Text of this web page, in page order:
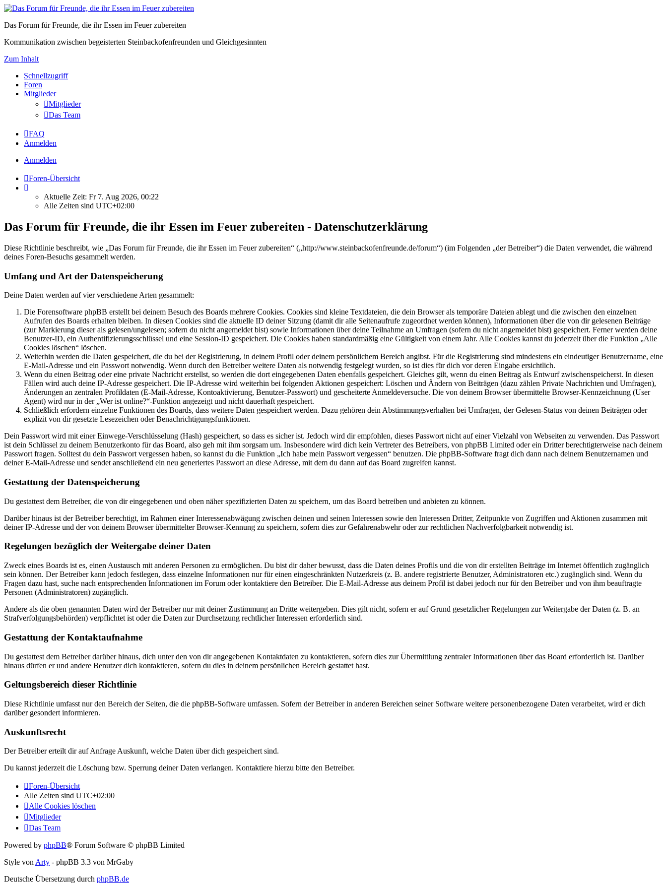
Das Forum für Freunde, die ihr Essen im Feuer zubereiten
Kommunikation zwischen begeisterten Steinbackofenfreunden und Gleichgesinnten
Zum Inhalt
Schnellzugriff
Foren
Mitglieder
Mitglieder
Das Team
FAQ
Anmelden
Anmelden
Foren-Übersicht
Aktuelle Zeit: Fr 7. Aug 2026, 00:22
Alle Zeiten sind UTC+02:00
Das Forum für Freunde, die ihr Essen im Feuer zubereiten - Datenschutzerklärung
Diese Richtlinie beschreibt, wie „Das Forum für Freunde, die ihr Essen im Feuer zubereiten“ („http://www.steinbackofenfreunde.de/forum“) (im Folgenden „der Betreiber“) die Daten verwendet, die während
deines Foren-Besuchs gesammelt werden.
Umfang und Art der Datenspeicherung
Deine Daten werden auf vier verschiedene Arten gesammelt:
Die Forensoftware phpBB erstellt bei deinem Besuch des Boards mehrere Cookies. Cookies sind kleine Textdateien, die dein Browser als temporäre Dateien ablegt und die zwischen den einzelnen
Aufrufen des Boards erhalten bleiben. In diesen Cookies sind die aktuelle ID deiner Sitzung (damit dir alle Seitenaufrufe zugeordnet werden können), Informationen über die von dir gelesenen Beiträge
(zur Markierung dieser als gelesen/ungelesen; sofern du nicht angemeldet bist) sowie Informationen über deine Teilnahme an Umfragen (sofern du nicht angemeldet bist) gespeichert. Ferner werden deine
Benutzer-ID, ein Authentifizierungsschlüssel und eine Session-ID gespeichert. Die Cookies haben standardmäßig eine Gültigkeit von einem Jahr. Alle Cookies kannst du jederzeit über die Funktion „Alle
Cookies löschen“ löschen.
Weiterhin werden die Daten gespeichert, die du bei der Registrierung, in deinem Profil oder deinem persönlichem Bereich angibst. Für die Registrierung sind mindestens ein eindeutiger Benutzername, eine
E-Mail-Adresse und ein Passwort notwendig. Wenn durch den Betreiber weitere Daten als notwendig festgelegt wurden, so ist dies für dich vor deren Eingabe ersichtlich.
Wenn du einen Beitrag oder eine private Nachricht erstellst, so werden die dort eingegebenen Daten ebenfalls gespeichert. Gleiches gilt, wenn du einen Beitrag als Entwurf zwischenspeicherst. In diesen
Fällen wird auch deine IP-Adresse gespeichert. Die IP-Adresse wird weiterhin bei folgenden Aktionen gespeichert: Löschen und Ändern von Beiträgen (dazu zählen Private Nachrichten und Umfragen),
Änderungen an zentralen Profildaten (E-Mail-Adresse, Kontoaktivierung, Benutzer-Passwort) und gescheiterte Anmeldeversuche. Die von deinem Browser übermittelte Browser-Kennzeichnung (User
Agent) wird nur in der „Wer ist online?“-Funktion angezeigt und nicht dauerhaft gespeichert.
Schließlich erfordern einzelne Funktionen des Boards, dass weitere Daten gespeichert werden. Dazu gehören dein Abstimmungsverhalten bei Umfragen, der Gelesen-Status von deinen Beiträgen oder
explizit von dir gesetzte Lesezeichen oder Benachrichtigungsfunktionen.
Dein Passwort wird mit einer Einwege-Verschlüsselung (Hash) gespeichert, so dass es sicher ist. Jedoch wird dir empfohlen, dieses Passwort nicht auf einer Vielzahl von Webseiten zu verwenden. Das Passwort
ist dein Schlüssel zu deinem Benutzerkonto für das Board, also geh mit ihm sorgsam um. Insbesondere wird dich kein Vertreter des Betreibers, von phpBB Limited oder ein Dritter berechtigterweise nach deinem
Passwort fragen. Solltest du dein Passwort vergessen haben, so kannst du die Funktion „Ich habe mein Passwort vergessen“ benutzen. Die phpBB-Software fragt dich dann nach deinem Benutzernamen und
deiner E-Mail-Adresse und sendet anschließend ein neu generiertes Passwort an diese Adresse, mit dem du dann auf das Board zugreifen kannst.
Gestattung der Datenspeicherung
Du gestattest dem Betreiber, die von dir eingegebenen und oben näher spezifizierten Daten zu speichern, um das Board betreiben und anbieten zu können.
Darüber hinaus ist der Betreiber berechtigt, im Rahmen einer Interessenabwägung zwischen deinen und seinen Interessen sowie den Interessen Dritter, Zeitpunkte von Zugriffen und Aktionen zusammen mit
deiner IP-Adresse und der von deinem Browser übermittelter Browser-Kennung zu speichern, sofern dies zur Gefahrenabwehr oder zur rechtlichen Nachverfolgbarkeit notwendig ist.
Regelungen bezüglich der Weitergabe deiner Daten
Zweck eines Boards ist es, einen Austausch mit anderen Personen zu ermöglichen. Du bist dir daher bewusst, dass die Daten deines Profils und die von dir erstellten Beiträge im Internet öffentlich zugänglich
sein können. Der Betreiber kann jedoch festlegen, dass einzelne Informationen nur für einen eingeschränkten Nutzerkreis (z. B. andere registrierte Benutzer, Administratoren etc.) zugänglich sind. Wenn du
Fragen dazu hast, suche nach entsprechenden Informationen im Forum oder kontaktiere den Betreiber. Die E-Mail-Adresse aus deinem Profil ist dabei jedoch nur für den Betreiber und von ihm beauftragte
Personen (Administratoren) zugänglich.
Andere als die oben genannten Daten wird der Betreiber nur mit deiner Zustimmung an Dritte weitergeben. Dies gilt nicht, sofern er auf Grund gesetzlicher Regelungen zur Weitergabe der Daten (z. B. an
Strafverfolgungsbehörden) verpflichtet ist oder die Daten zur Durchsetzung rechtlicher Interessen erforderlich sind.
Gestattung der Kontaktaufnahme
Du gestattest dem Betreiber darüber hinaus, dich unter den von dir angegebenen Kontaktdaten zu kontaktieren, sofern dies zur Übermittlung zentraler Informationen über das Board erforderlich ist. Darüber
hinaus dürfen er und andere Benutzer dich kontaktieren, sofern du dies in deinem persönlichen Bereich gestattet hast.
Geltungsbereich dieser Richtlinie
Diese Richtlinie umfasst nur den Bereich der Seiten, die die phpBB-Software umfassen. Sofern der Betreiber in anderen Bereichen seiner Software weitere personenbezogene Daten verarbeitet, wird er dich
darüber gesondert informieren.
Auskunftsrecht
Der Betreiber erteilt dir auf Anfrage Auskunft, welche Daten über dich gespeichert sind.
Du kannst jederzeit die Löschung bzw. Sperrung deiner Daten verlangen. Kontaktiere hierzu bitte den Betreiber.
Foren-Übersicht
Alle Zeiten sind UTC+02:00
Alle Cookies löschen
Mitglieder
Das Team
Powered by phpBB® Forum Software © phpBB Limited
Style vonArty - phpBB 3.3 von MrGaby
Deutsche Übersetzung durch phpBB.de